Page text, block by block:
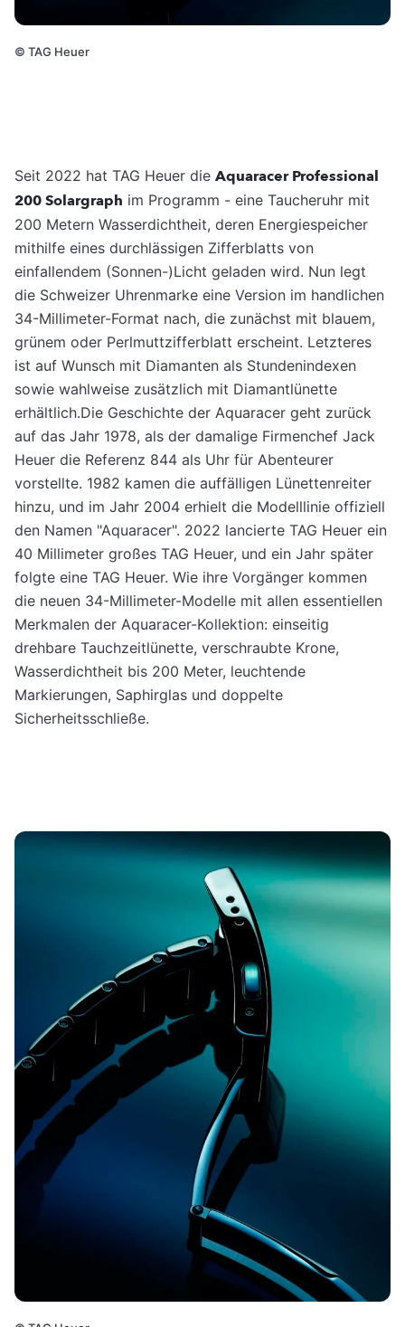
© TAG Heuer
Seit 2022 hat TAG Heuer die Aquaracer Professional
200 Solargraph im Programm - eine Taucheruhr mit
200 Metern Wasserdichtheit, deren Energiespeicher
mithilfe eines durchlässigen Zifferblatts von
einfallendem (Sonnen-)Licht geladen wird. Nun legt
die Schweizer Uhrenmarke eine Version im handlichen
34-Millimeter-Format nach, die zunächst mit blauem,
grünem oder Perlmuttzifferblatt erscheint. Letzteres
ist auf Wunsch mit Diamanten als Stundenindexen
sowie wahlweise zusätzlich mit Diamantlünette
erhältlich.Die Geschichte der Aquaracer geht zurück
auf das Jahr 1978, als der damalige Firmenchef Jack
Heuer die Referenz 844 als Uhr für Abenteurer
vorstellte. 1982 kamen die auffälligen Lünettenreiter
hinzu, und im Jahr 2004 erhielt die Modelllinie offiziell
den Namen "Aquaracer". 2022 lancierte TAG Heuer ein
40 Millimeter großes TAG Heuer, und ein Jahr später
folgte eine TAG Heuer. Wie ihre Vorgänger kommen
die neuen 34-Millimeter-Modelle mit allen essentiellen
Merkmalen der Aquaracer-Kollektion: einseitig
drehbare Tauchzeitlünette, verschraubte Krone,
Wasserdichtheit bis 200 Meter, leuchtende
Markierungen, Saphirglas und doppelte
Sicherheitsschließe.